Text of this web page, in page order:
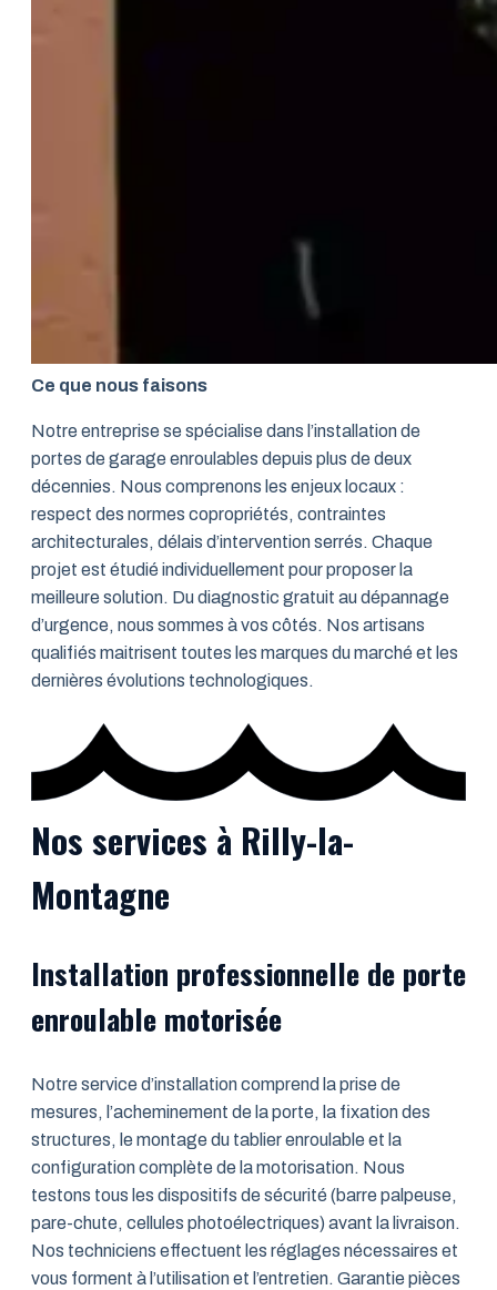
Ce que nous faisons
Notre entreprise se spécialise dans l’installation de
portes de garage enroulables depuis plus de deux
décennies. Nous comprenons les enjeux locaux :
respect des normes copropriétés, contraintes
architecturales, délais d’intervention serrés. Chaque
projet est étudié individuellement pour proposer la
meilleure solution. Du diagnostic gratuit au dépannage
d’urgence, nous sommes à vos côtés. Nos artisans
qualifiés maitrisent toutes les marques du marché et les
dernières évolutions technologiques.
Nos services à Rilly-la-
Montagne
Installation professionnelle de porte
enroulable motorisée
Notre service d’installation comprend la prise de
mesures, l’acheminement de la porte, la fixation des
structures, le montage du tablier enroulable et la
configuration complète de la motorisation. Nous
testons tous les dispositifs de sécurité (barre palpeuse,
pare-chute, cellules photoélectriques) avant la livraison.
Nos techniciens effectuent les réglages nécessaires et
vous forment à l’utilisation et l’entretien. Garantie pièces